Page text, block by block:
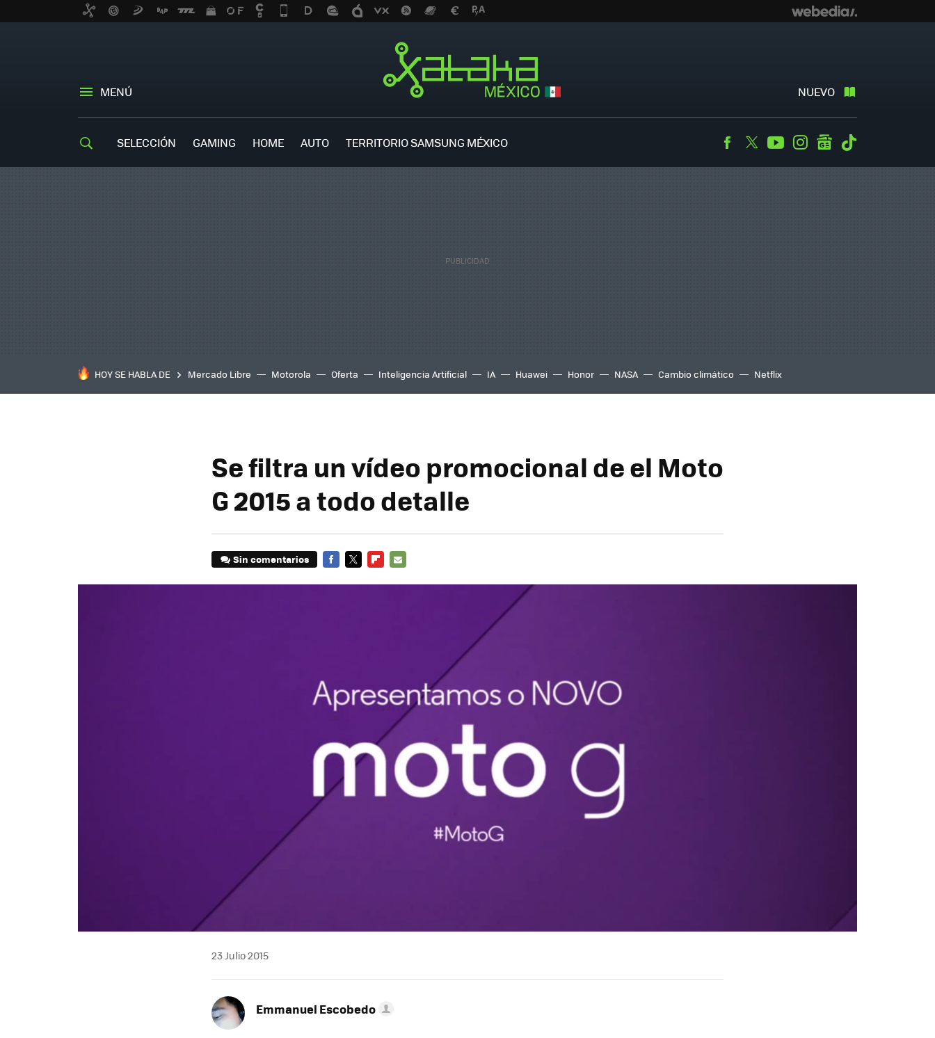
MENÚ NUEVO
SELECCIÓN GAMING HOME AUTO TERRITORIO SAMSUNG MÉXICO Facebook
TwitterYoutubeInstagramgooglenews
HOY SE HABLA DE Mercado Libre Motorola Oferta Inteligencia Artificial IA Huawei Honor NASA Cambio climático Netflix
Se filtra un vídeo promocional de el Moto
G 2015 a todo detalle
Sin comentarios
23 Julio 2015
Emmanuel Escobedo